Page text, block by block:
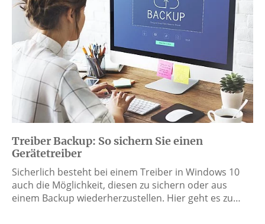
Treiber Backup: So sichern Sie einen
Gerätetreiber
Sicherlich besteht bei einem Treiber in Windows 10
auch die Möglichkeit, diesen zu sichern oder aus
einem Backup wiederherzustellen. Hier geht es zu…